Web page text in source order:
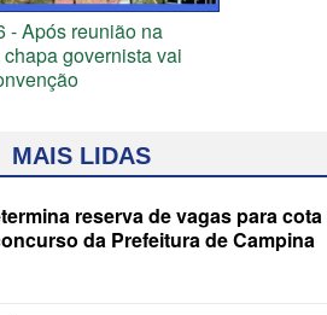
- Após reunião na
governista vai
MAIS LIDAS
reserva de vagas para cota
da Prefeitura de Campina